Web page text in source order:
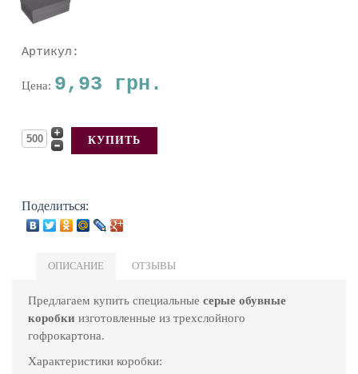
Артикул:
Цена: 9,93 грн.
Поделиться:
ОПИСАНИЕ ОТЗЫВЫ
Предлагаем купить специальные серые обувные
коробки изготовленные из трехслойного
гофрокартона.
Характеристики коробки: